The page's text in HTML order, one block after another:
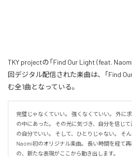
TKY projectの「Find Our Light (feat.
回デジタル配信された楽曲は、「Find
む全1曲となっている。
完璧じゃなくていい。 強くなくていい。 外に
の中にあった。 その光に気づき、自分を信じ
の自分でいい。 そして、ひとりじゃない。 そ
Naomi初のオリジナル楽曲。 長い時間を経て
の、新たな表現がここから動き出します。